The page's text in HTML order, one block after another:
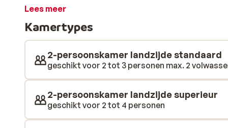
handdoek onder je arm loop je zo naar de ligbedden
een bedje, onder de parasol is het leven goed. Zin
sprookjesachtige baaien van Protaras of maak een
Greco. Een prachtig natuurfenomeen waar je
vogelsoorten aan je voorbij ziet trekken.
Lees meer
Kamertypes
2-persoonskamer landzijde standaard
geschikt voor 2 tot 3 personen max. 2
2-persoonskamer landzijde superieur
geschikt voor 2 tot 4 personen